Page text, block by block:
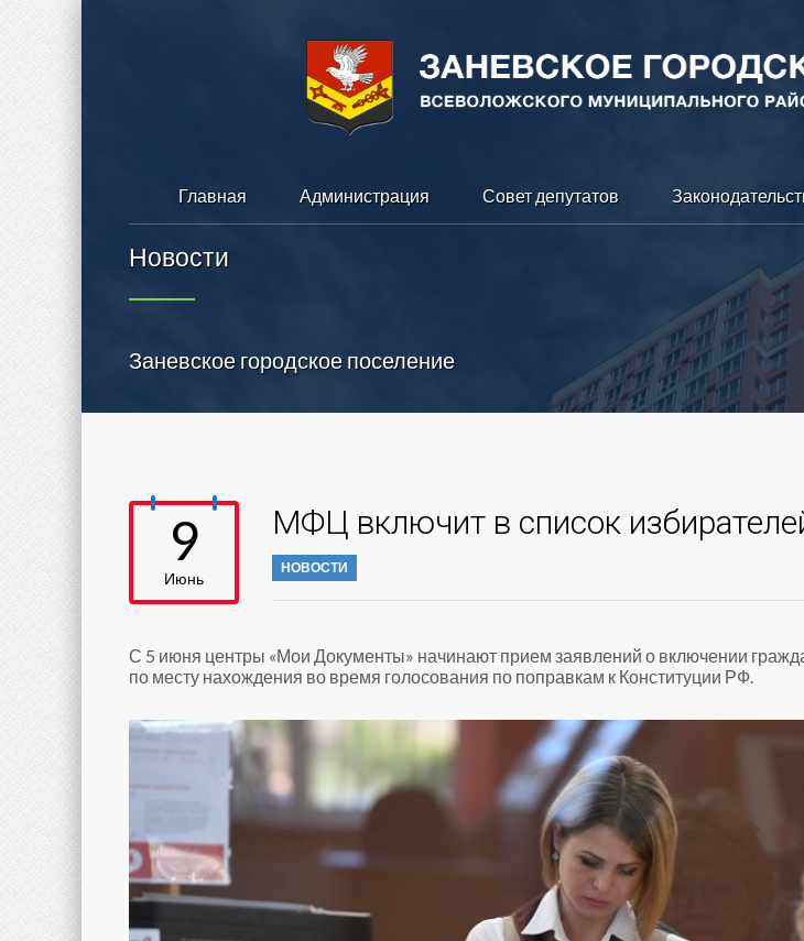
Главная Администрация Совет депутатов
Новости
Заневское городское поселение
9
Июнь
МФЦ включит в список
НОВОСТИ
С 5 июня центры «Мои Документы» начинают прием заявлений о включении
по месту нахождения во время голосования по поправкам к Конституции РФ.